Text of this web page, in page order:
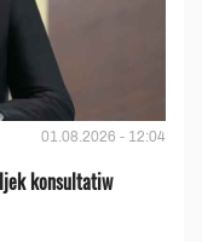
01.08.2026 - 12:04
konsultatiw